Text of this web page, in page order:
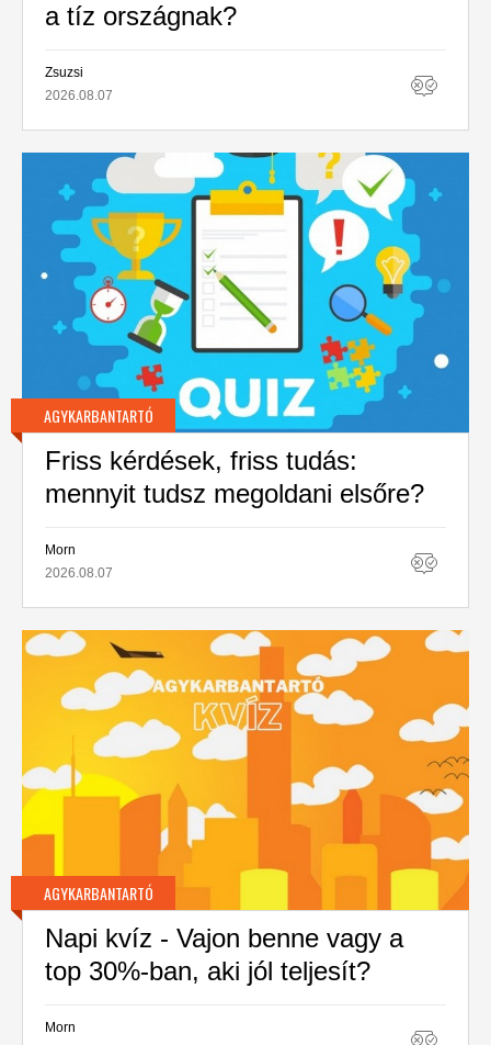
a tíz országnak?
Zsuzsi
2026.08.07
AGYKARBANTARTÓ
Friss kérdések, friss tudás:
mennyit tudsz megoldani elsőre?
Morn
2026.08.07
AGYKARBANTARTÓ
Napi kvíz - Vajon benne vagy a
top 30%-ban, aki jól teljesít?
Morn